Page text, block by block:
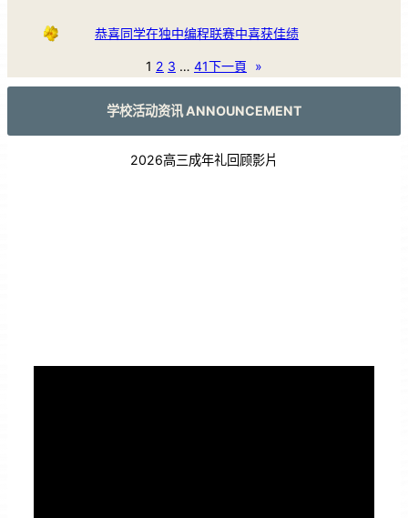
恭喜同学在独中编程联赛中喜获佳绩
1 2 3 … 41下一頁 »
学校活动资讯 ANNOUNCEMENT
2026高三成年礼回顾影片